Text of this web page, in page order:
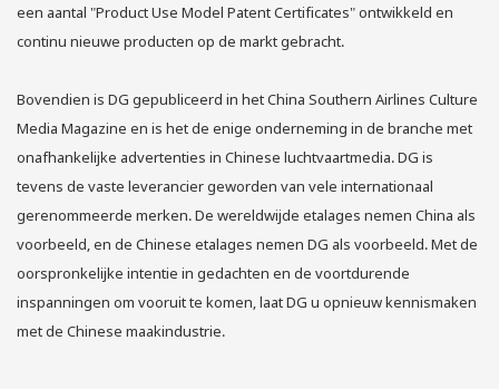
een aantal "Product Use Model Patent Certificates" ontwikkeld en
continu nieuwe producten op de markt gebracht.
Bovendien is DG gepubliceerd in het China Southern Airlines Culture
Media Magazine en is het de enige onderneming in de branche met
onafhankelijke advertenties in Chinese luchtvaartmedia. DG is
tevens de vaste leverancier geworden van vele internationaal
gerenommeerde merken. De wereldwijde etalages nemen China als
voorbeeld, en de Chinese etalages nemen DG als voorbeeld. Met de
oorspronkelijke intentie in gedachten en de voortdurende
inspanningen om vooruit te komen, laat DG u opnieuw kennismaken
met de Chinese maakindustrie.